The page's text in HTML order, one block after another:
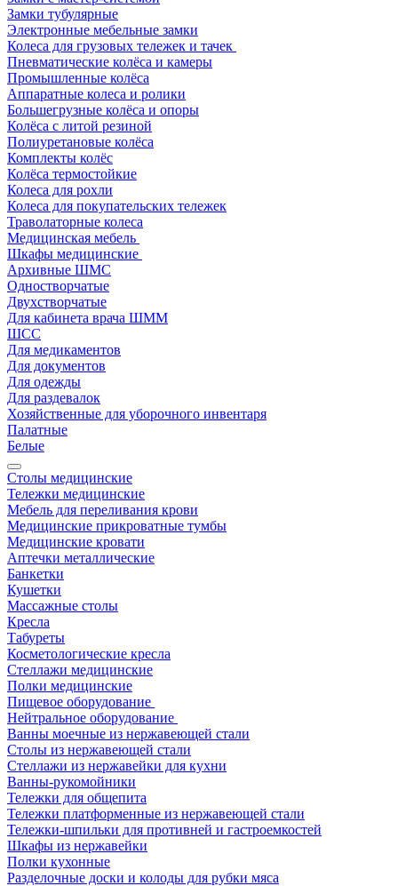
Замки тубулярные
Электронные мебельные замки
Колеса для грузовых тележек и тачек
Пневматические колёса и камеры
Промышленные колёса
Аппаратные колеса и ролики
Большегрузные колёса и опоры
Колёса с литой резиной
Полиуретановые колёса
Комплекты колёс
Колёса термостойкие
Колеса для рохли
Колеса для покупательских тележек
Траволаторные колеса
Медицинская мебель
Шкафы медицинские
Архивные ШМС
Одностворчатые
Двухстворчатые
Для кабинета врача ШММ
ШСС
Для медикаментов
Для документов
Для одежды
Для раздевалок
Хозяйственные для уборочного инвентаря
Палатные
Белые
Столы медицинские
Тележки медицинские
Мебель для переливания крови
Медицинские прикроватные тумбы
Медицинские кровати
Аптечки металлические
Банкетки
Кушетки
Массажные столы
Кресла
Табуреты
Косметологические кресла
Стеллажи медицинские
Полки медицинские
Пищевое оборудование
Нейтральное оборудование
Ванны моечные из нержавеющей стали
Столы из нержавеющей стали
Стеллажи из нержавейки для кухни
Ванны-рукомойники
Тележки для общепита
Тележки платформенные из нержавеющей стали
Тележки-шпильки для противней и гастроемкостей
Шкафы из нержавейки
Полки кухонные
Разделочные доски и колоды для рубки мяса